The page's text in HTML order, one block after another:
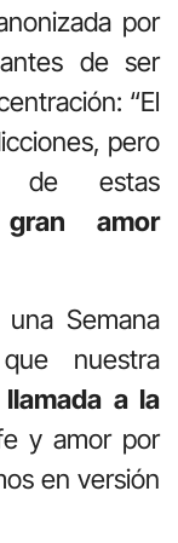
por
de ser
“El
pero
de estas
amor
Semana
nuestra
llamada a la
y amor por
en versión